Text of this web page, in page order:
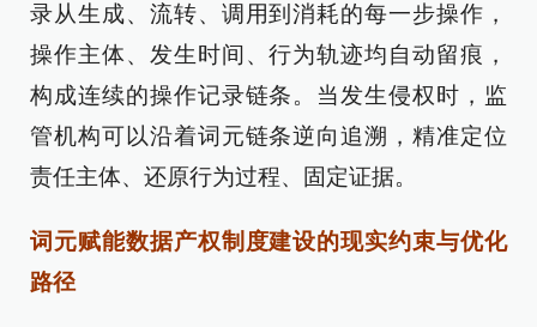
录从生成、流转、调用到消耗的每一步操作，
操作主体、发生时间、行为轨迹均自动留痕，
构成连续的操作记录链条。当发生侵权时，监
管机构可以沿着词元链条逆向追溯，精准定位
责任主体、还原行为过程、固定证据。
词元赋能数据产权制度建设的现实约束与优化
路径